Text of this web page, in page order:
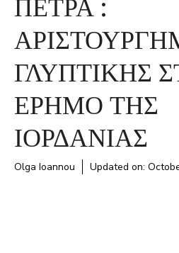
ΓΛΥΠΤΙΚΗΣ
ΕΡΗΜΟ ΤΗΣ
ΙΟΡΔΑΝΙΑΣ
Olga Ioannou Updated on: